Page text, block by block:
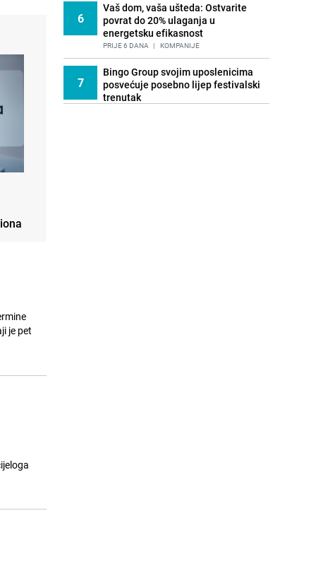
je pet
6
Vaš dom, vaša ušteda: Ostvarite
povrat do 20% ulaganja u
energetsku efikasnost
PRIJE 6 DANA | KOMPANIJE
7
Bingo Group svojim uposlenicima
posvećuje posebno lijep festivalski
trenutak